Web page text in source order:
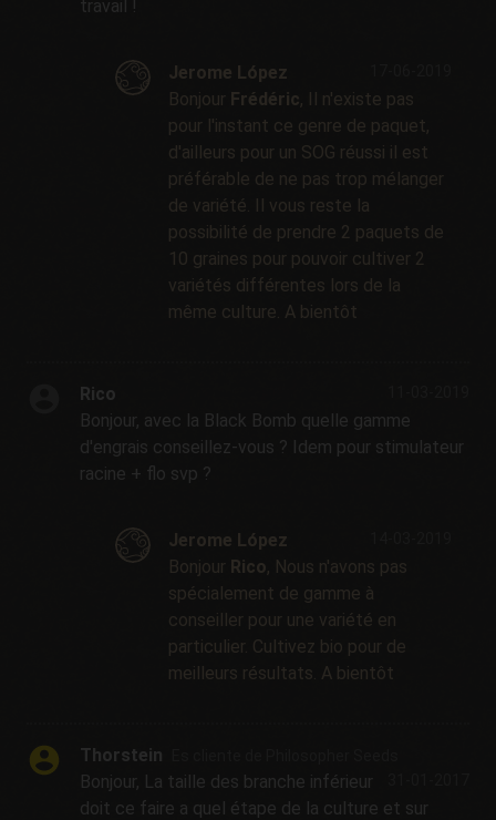
travail !
Jerome López
Bonjour Frédéric, Il n'existe pas
pour l'instant ce genre de paquet,
d'ailleurs pour un SOG réussi il est
préférable de ne pas trop mélanger
de variété. Il vous reste la
possibilité de prendre 2 paquets de
10 graines pour pouvoir cultiver 2
variétés différentes lors de la
même culture. A bientôt
Rico
Bonjour, avec la Black Bomb quelle gamme
d'engrais conseillez-vous ? Idem pour stimulateur
racine + flo svp ?
Jerome López
Bonjour Rico, Nous n'avons pas
spécialement de gamme à
conseiller pour une variété en
particulier. Cultivez bio pour de
meilleurs résultats. A bientôt
Thorstein
Bonjour, La taille des branche inférieur
doit ce faire a quel étape de la culture et sur